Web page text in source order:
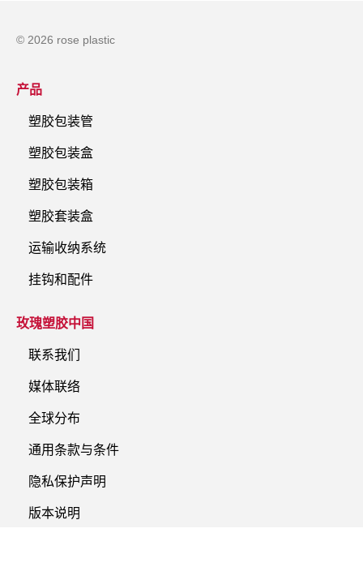
© 2026 rose plastic
产品
塑胶包装管
塑胶包装盒
塑胶包装箱
塑胶套装盒
运输收纳系统
挂钩和配件
玫瑰塑胶中国
联系我们
媒体联络
全球分布
通用条款与条件
隐私保护声明
版本说明